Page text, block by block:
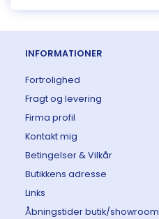
INFORMATIONER
Fortrolighed
Fragt og levering
Firma profil
Kontakt mig
Betingelser & Vilkår
Butikkens adresse
Links
Åbningstider butik/showroom